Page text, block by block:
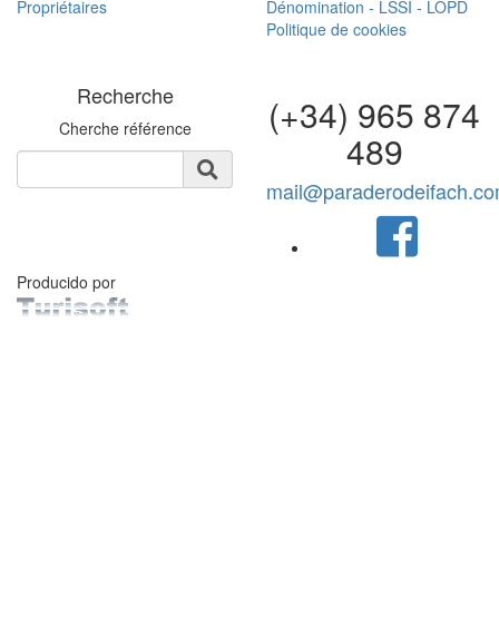
Propriétaires
Dénomination - LSSI - LOPD
Politique de cookies
Recherche
Cherche référence (+34) 965 874
489
Producido por